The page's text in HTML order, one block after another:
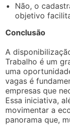
Não, o
objetivo
Conclusão
A
Trabalho é um
uma
vagas é
empresas que
Essa iniciativa,
movimentar a
panorama que,